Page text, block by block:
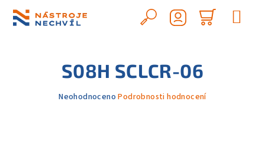
obsah
Hledat
S08H SCLCR-06
Průměrné
Neohodnoceno Podrobnosti hodnocení